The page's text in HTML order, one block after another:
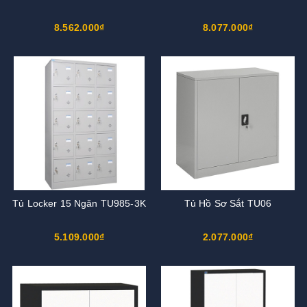
8.562.000₫ 8.077.000₫
Tủ Locker 15 Ngăn TU985-3K
5.109.000₫
Tủ Hồ Sơ Sắt TU06
2.077.000₫